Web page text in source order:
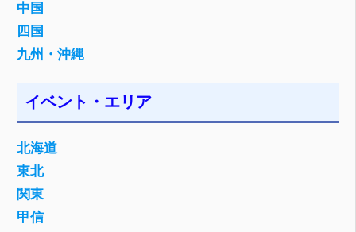
中国
四国
九州・沖縄
イベント・エリア
北海道
東北
関東
甲信